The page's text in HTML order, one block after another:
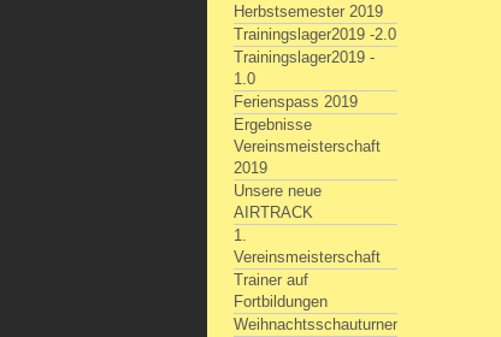
Herbstsemester 2019
Trainingslager2019 -2.0
Trainingslager2019 -
1.0
Ferienspass 2019
Ergebnisse
Vereinsmeisterschaft
2019
Unsere neue
AIRTRACK
1.
Vereinsmeisterschaft
Trainer auf
Fortbildungen
Weihnachtsschauturnen